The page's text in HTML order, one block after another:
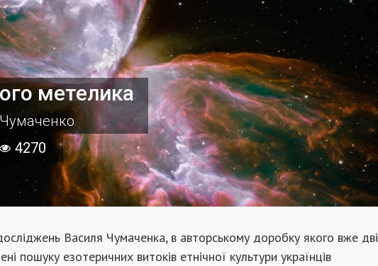
метелика
4270
Василя Чумаченка, в авторському доробку якого вже дві
пошуку езотеричних витоків етнічної культури українців